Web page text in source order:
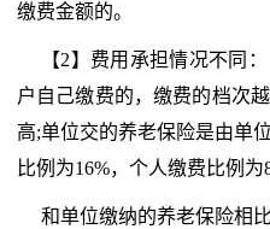
缴费金额的。
【2】费用承担情况不同
户自己缴费的，缴费的档次
高;单位交的养老保险是由单
比例为16%，个人缴费比例为
和单位缴纳的养老保险相